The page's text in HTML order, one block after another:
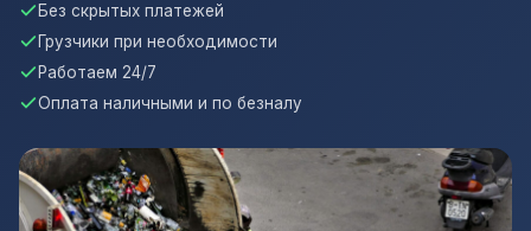
Без скрытых платежей
Грузчики при необходимости
Работаем 24/7
Оплата наличными и по безналу